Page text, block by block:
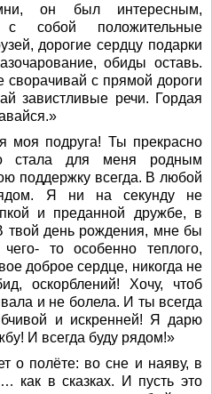
он был интересным,
собой положительные
дорогие сердцу подарки
обиды оставь.
сворачивай с прямой дороги
завистливые речи. Гордая
моя подруга! Ты прекрасно
стала для меня родным
поддержку всегда. В любой
Я ни на секунду не
и преданной дружбе, в
твой день рождения, мне бы
то особенно теплого,
доброе сердце, никогда не
оскорблений! Хочу, чтоб
и не болела. И ты всегда
и искренней! Я дарю
И всегда буду рядом!»
о полёте: во сне и наяву, в
как в сказках. И пусть это